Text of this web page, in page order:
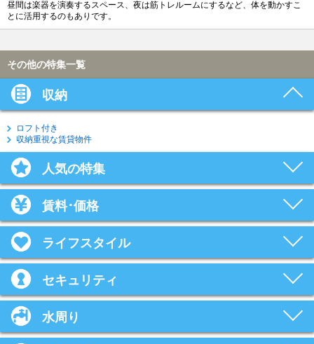
昼間は楽器を演奏するスペース、夜は筋トレルームにするなど、体を動かすこ
とに活用するのもありです。
その他の特集一覧
収納
ロフト付き
収納重視な賃貸物件
人気の特集
賃料･価格
ライフスタイル
セキュリティ
水周り